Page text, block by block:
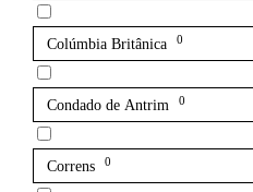
Colúmbia Britânica 0
Condado de Antrim 0
Correns 0